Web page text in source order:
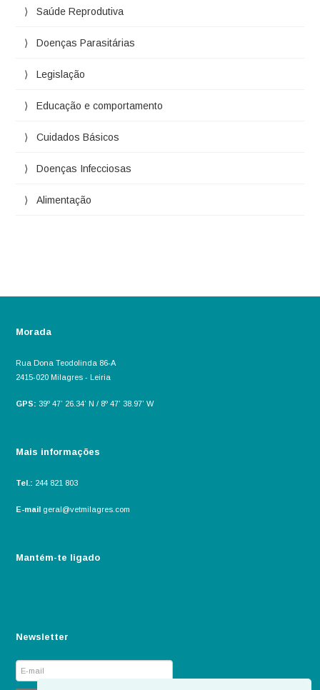
Saúde Reprodutiva
Doenças Parasitárias
Legislação
Educação e comportamento
Cuidados Básicos
Doenças Infecciosas
Alimentação
Morada
Rua Dona Teodolinda 86-A
2415-020 Milagres - Leiria
GPS: 39º 47’ 26.34’ N / 8º 47’ 38.97’ W
Mais informações
Tel.: 244 821 803
E-mail geral@vetmilagres.com
Mantém-te ligado
Newsletter